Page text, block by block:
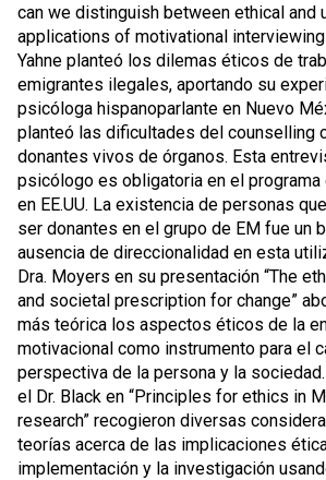
can we distinguish between ethical and
applications of motivational
Yahne planteó los dilemas éticos de
emigrantes ilegales, aportando su
psicóloga hispanoparlante en Nuevo
planteó las dificultades del counselling
donantes vivos de órganos. Esta
psicólogo es obligatoria en el
en EE.UU. La existencia de personas
ser donantes en el grupo de EM fue un
ausencia de direccionalidad en esta
Dra. Moyers en su presentación “The
and societal prescription for change”
más teórica los aspectos éticos de la
motivacional como instrumento para el
perspectiva de la persona y la
el Dr. Black en “Principles for ethics in
research” recogieron diversas
teorías acerca de las implicaciones
implementación y la investigación